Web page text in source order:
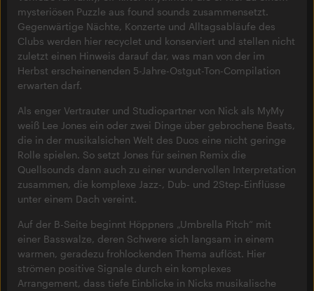
mysteriösen Puzzle aus found sounds zusammensetzt.
Gegenwärtige Nächte, Konzerte und Alltagsabläufe des
Clubs werden hier recyclet und konserviert und stellen nicht
zuletzt einen Hinweis darauf dar, was man von der im
Herbst erscheinenenden 5-Jahre-Ostgut-Ton-Compilation
erwarten darf.
Als enger Vertrauter und Studiopartner von Nick als MyMy
weiß Lee Jones ein oder zwei Dinge über gebrochene Beats,
die in der musikalsichen Welt des Duos eine nicht geringe
Rolle spielen. So setzt Jones für seinen Remix die
Quellsounds dann auch zu einer wundervollen Interpretation
zusammen, die komplexe Jazz-, Dub- und 2Step-Einflüsse
unter einem Dach vereint.
Auf der B-Seite beginnt Höppners „Umbrella Pitch“ mit
einer Basswalze, deren Schwere sich langsam in einem
warmen, geradezu frohlockenden Thema auflöst. Hier
strömen positive Signale durch ein komplexes
Arrangement, dass tiefe Einblicke in Nicks musikalische